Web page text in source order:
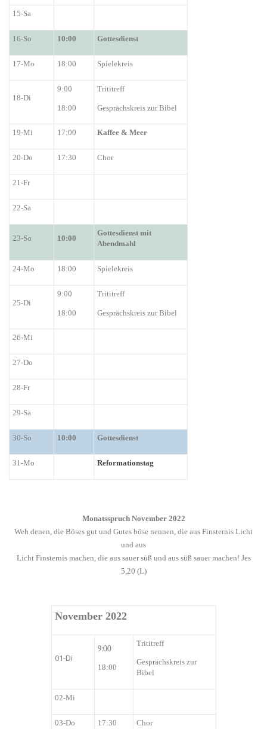
15-Sa
16-So 10:00 Gottesdienst
17-Mo 18:00 Spielekreis
18-Di
9:00
18:00
Trititreff
Gesprächskreis zur Bibel
19-Mi 17:00 Kaffee & Meer
20-Do 17:30 Chor
21-Fr
22-Sa
23-So 10:00
Gottesdienst mit
Abendmahl
24-Mo 18:00 Spielekreis
25-Di
9:00
18:00
Trititreff
Gesprächskreis zur Bibel
26-Mi
27-Do
28-Fr
29-Sa
30-So 10:00 Gottesdienst
31-Mo Reformationstag
Monatsspruch November 2022
Weh denen, die Böses gut und Gutes böse nennen, die aus Finsternis Licht
und aus
Licht Finsternis machen, die aus sauer süß und aus süß sauer machen! Jes
5,20 (L)
November 2022
01-Di
9:00
18:00
Trititreff
Gesprächskreis zur
Bibel
02-Mi
03-Do 17:30 Chor